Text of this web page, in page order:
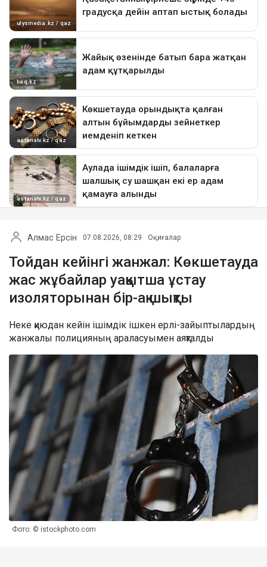
Алмас Ерсін 07.08.2026, 08:29 Оқиғалар
Тойдан кейінгі жанжал: Көкшетауда
жас жұбайлар уақытша ұстау
изоляторынан бір-ақ шықты
Неке қиюдан кейін ішімдік ішкен ерлі-зайыптылардың
жанжалы полицияның араласуымен аяқталды
Фото: © istockphoto.com